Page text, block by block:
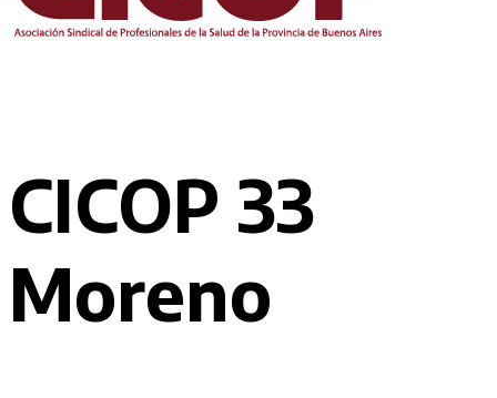
CICOP 33
Moreno